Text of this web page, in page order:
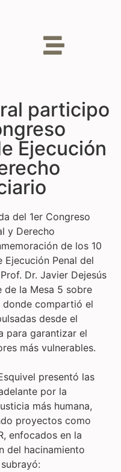
participo
Ejecución
del 1er Congreso
y Derecho
de los 10
Penal del
Dr. Javier Dejesús
de la Mesa 5 sobre
donde compartió el
desde el
para garantizar el
más vulnerables.
presentó las
por la
más humana,
proyectos como
enfocados en la
del hacinamiento